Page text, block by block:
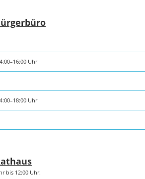
Uhr
Uhr
bis 12:00 Uhr.